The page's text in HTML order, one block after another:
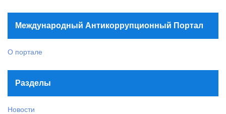
Международный Антикоррупционный Портал
О портале
Разделы
Новости